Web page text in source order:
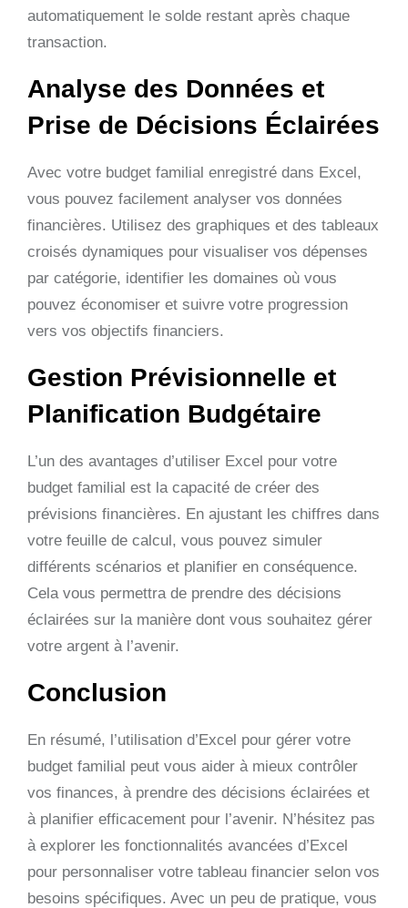
automatiquement le solde restant après chaque
transaction.
Analyse des Données et
Prise de Décisions Éclairées
Avec votre budget familial enregistré dans Excel,
vous pouvez facilement analyser vos données
financières. Utilisez des graphiques et des tableaux
croisés dynamiques pour visualiser vos dépenses
par catégorie, identifier les domaines où vous
pouvez économiser et suivre votre progression
vers vos objectifs financiers.
Gestion Prévisionnelle et
Planification Budgétaire
L’un des avantages d’utiliser Excel pour votre
budget familial est la capacité de créer des
prévisions financières. En ajustant les chiffres dans
votre feuille de calcul, vous pouvez simuler
différents scénarios et planifier en conséquence.
Cela vous permettra de prendre des décisions
éclairées sur la manière dont vous souhaitez gérer
votre argent à l’avenir.
Conclusion
En résumé, l’utilisation d’Excel pour gérer votre
budget familial peut vous aider à mieux contrôler
vos finances, à prendre des décisions éclairées et
à planifier efficacement pour l’avenir. N’hésitez pas
à explorer les fonctionnalités avancées d’Excel
pour personnaliser votre tableau financier selon vos
besoins spécifiques. Avec un peu de pratique, vous